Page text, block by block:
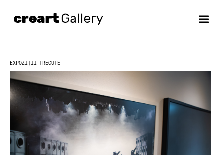
EXPOZIȚII TRECUTE